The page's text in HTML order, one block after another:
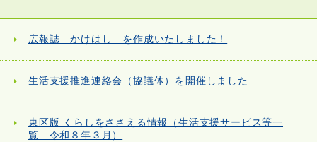
広報誌 かけはし を作成いたしました！
生活支援推進連絡会（協議体）を開催しました
東区版 くらしをささえる情報（生活支援サービス等一
覧 令和８年３月）